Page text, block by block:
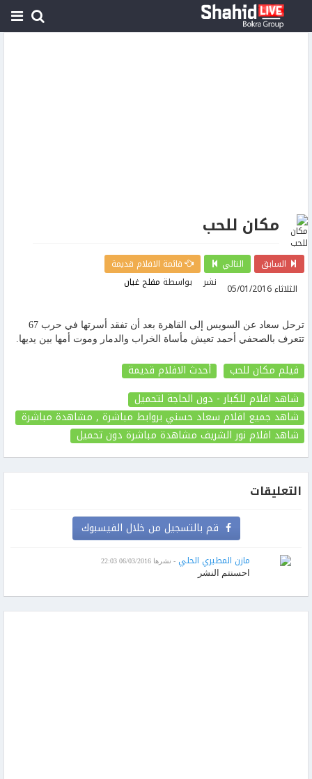
مكان للحب
السابق التالي
قائمة الافلام قديمة
نشر
الثلاثاء 05/01/2016 بواسطة مفلح غيان
ترحل سعاد عن السويس إلى القاهرة بعد أن تفقد أسرتها في حرب 67
تتعرف بالصحفي أحمد تعيش مأساة الخراب والدمار وموت أمها بين يديها.
فيلم مكان للحب
أحدث الافلام قديمة
شاهد افلام للكبار - دون الحاجة لتحميل
شاهد جميع افلام سعاد حسني بروابط مباشرة , مشاهدة مباشرة
شاهد افلام نور الشريف مشاهدة مباشرة دون تحميل
التعليقات
قم بالتسجيل من خلال الفيسبوك
مازن المطيري الحلي - نشرها 06/03/2016 22:03
احسنتم النشر